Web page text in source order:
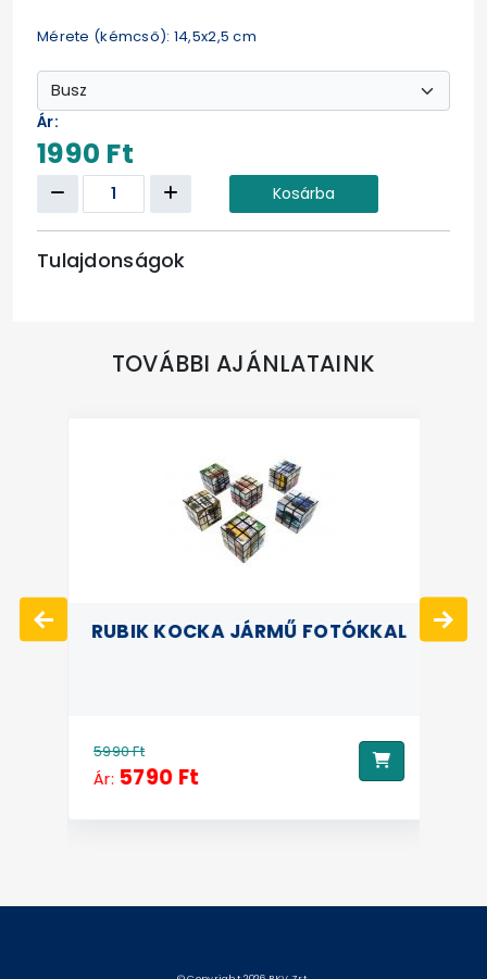
Mérete (kémcső): 14,5x2,5 cm
Ár:
1990 Ft
Kosárba
Tulajdonságok
TOVÁBBI AJÁNLATAINK
RUBIK KOCKA JÁRMŰ FOTÓKKAL
5990 Ft
Ár: 5790 Ft